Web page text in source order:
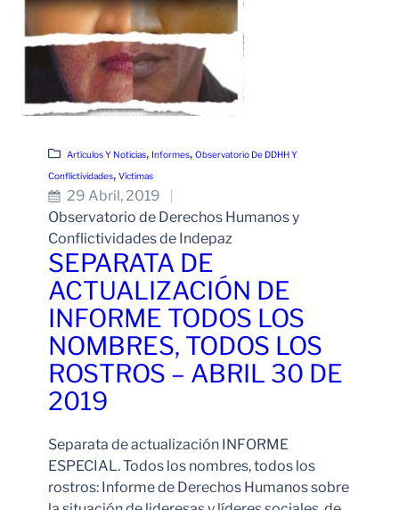
Artículos Y Noticias, Informes, Observatorio De DDHH Y
Conflictividades, Víctimas
29 Abril, 2019
Observatorio de Derechos Humanos y
Conflictividades de Indepaz
SEPARATA DE
ACTUALIZACIÓN DE
INFORME TODOS LOS
NOMBRES, TODOS LOS
ROSTROS – ABRIL 30 DE
2019
Separata de actualización INFORME
ESPECIAL. Todos los nombres, todos los
rostros: Informe de Derechos Humanos sobre